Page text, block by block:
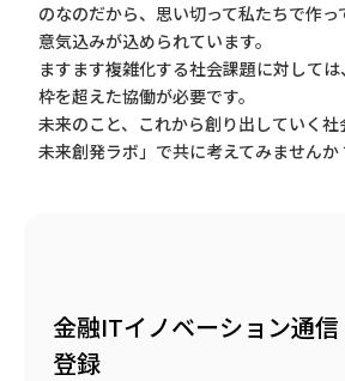
のなのだから、思い切って私たちで作っ
意気込みが込められています。
ますます複雑化する社会課題に対して
枠を超えた協働が必要です。
未来のこと、これから創り出していく
未来創発ラボ」で共に考えてみませんか
金融ITイノベーション通信
登録